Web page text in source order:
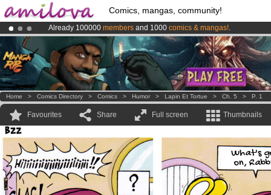
Comics, mangas, community!
Already 100000 members and 1000 comics & mangas!.
Premium membership from3.95 eurosper month !Get membership
AmilovaKickstarter is now LIVE!.
Home > Comics Directory > Comics > Humor > Lapin Et Tortue > Ch. 5 > P. 1
Favourites Share Full screen Thumbnails
What's
on,